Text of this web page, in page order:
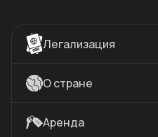
Легализация
О стране
Аренда